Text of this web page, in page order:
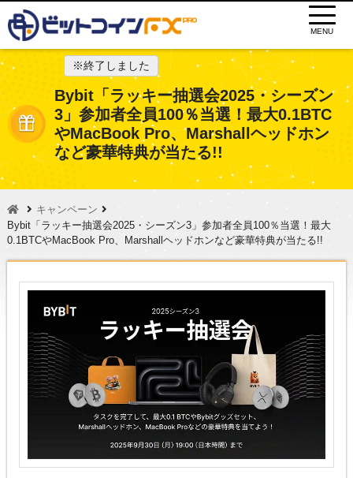
MENU
※終了しました
Bybit「ラッキー抽選会2025・シーズン
3」参加者全員100％当選！最大0.1BTC
やMacBook Pro、Marshallヘッドホン
など豪華特典が当たる!!
キャンペーン
Bybit「ラッキー抽選会2025・シーズン3」参加者全員100％当選！最大
0.1BTCやMacBook Pro、Marshallヘッドホンなど豪華特典が当たる!!